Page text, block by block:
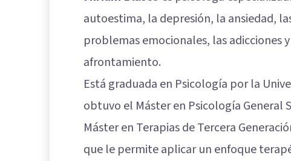
autoestima, la depresión, la ansiedad,
problemas emocionales, las adicciones
afrontamiento.
Está graduada en Psicología por la
obtuvo el Máster en Psicología General
Máster en Terapias de Tercera
que le permite aplicar un enfoque